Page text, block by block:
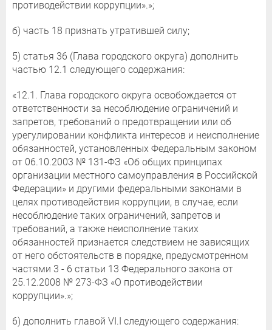
противодействии коррупции».»;
б) часть 18 признать утратившей силу;
5) статья 36 (Глава городского округа) дополнить
частью 12.1 следующего содержания:
«12.1. Глава городского округа освобождается от
ответственности за несоблюдение ограничений и
запретов, требований о предотвращении или об
урегулировании конфликта интересов и неисполнение
обязанностей, установленных Федеральным законом
от 06.10.2003 № 131-ФЗ «Об общих принципах
организации местного самоуправления в Российской
Федерации» и другими федеральными законами в
целях противодействия коррупции, в случае, если
несоблюдение таких ограничений, запретов и
требований, а также неисполнение таких
обязанностей признается следствием не зависящих
от него обстоятельств в порядке, предусмотренном
частями 3 - 6 статьи 13 Федерального закона от
25.12.2008 № 273-ФЗ «О противодействии
коррупции».»;
6) дополнить главой VI.I следующего содержания: